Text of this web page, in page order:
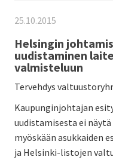
25.10.2015
Helsingin
uudistaminen
valmisteluun
Tervehdys
Kaupunginjohtajan
uudistamisesta ei
myöskään asukkaiden
ja Helsinki-listojen